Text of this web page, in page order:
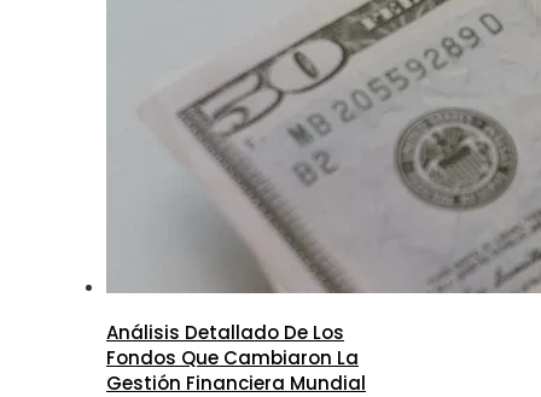
Análisis Detallado De Los
Fondos Que Cambiaron La
Gestión Financiera Mundial